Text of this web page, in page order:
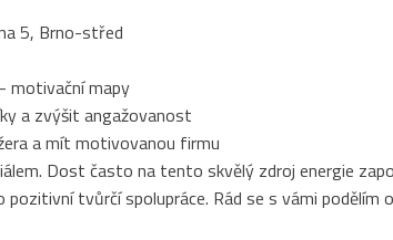
5, Brno-střed
motivační mapy
a zvýšit angažovanost
a mít motivovanou firmu
Dost často na tento skvělý zdroj energie
pozitivní tvůrčí spolupráce. Rád se s vámi